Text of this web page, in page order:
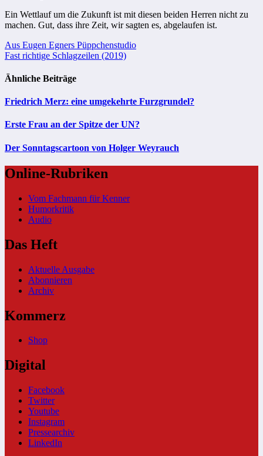
Ein Wettlauf um die Zukunft ist mit diesen beiden Herren nicht zu
machen. Gut, dass ihre Zeit, wir sagten es, abgelaufen ist.
Beitragsnavigation
Aus Eugen Egners Püppchenstudio
Fast richtige Schlagzeilen (2019)
Ähnliche Beiträge
Friedrich Merz: eine umgekehrte Furzgrundel?
Erste Frau an der Spitze der UN?
Der Sonntagscartoon von Holger Weyrauch
Online-Rubriken
Vom Fachmann für Kenner
Humorkritik
Audio
Das Heft
Aktuelle Ausgabe
Abonnieren
Archiv
Kommerz
Shop
Digital
Facebook
Twitter
Youtube
Instagram
Pressearchiv
LinkedIn